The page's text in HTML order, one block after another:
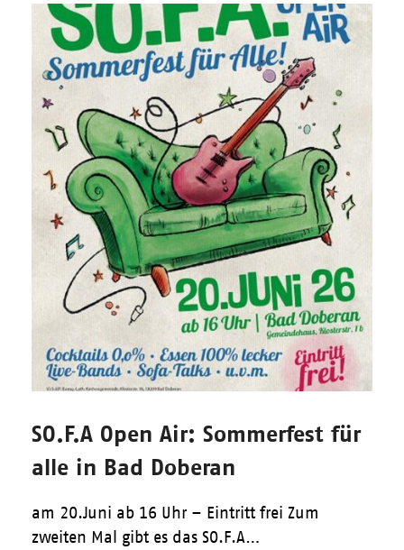
SO.F.A Open Air: Sommerfest für
alle in Bad Doberan
am 20.Juni ab 16 Uhr – Eintritt frei Zum
zweiten Mal gibt es das SO.F.A…